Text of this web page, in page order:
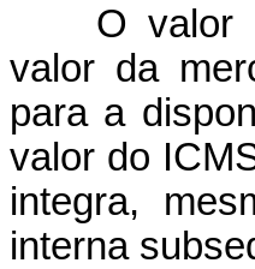
O valor
valor da
para a
valor do
integra,
interna